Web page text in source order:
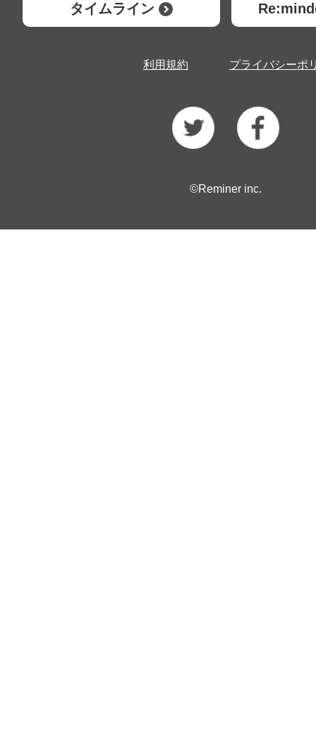
タイムライン
利用規約 プライバシーポ
©Reminer inc.